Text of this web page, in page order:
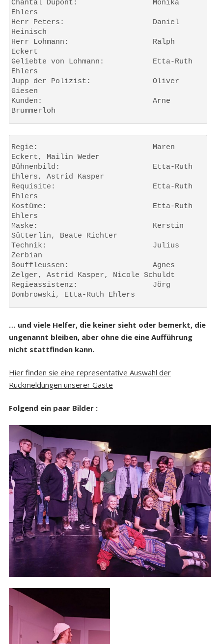
Chantal Dupont: 		Monika
Ehlers
Herr Peters: 			Daniel
Heinisch
Herr Lohmann: 			Ralph
Eckert
Geliebte von Lohmann: 		Etta-Ruth
Ehlers
Jupp der Polizist: 		Oliver
Giesen
Kunden: 			Arne
Brummerloh
Regie: 		                Maren
Eckert, Mailin Weder
Bühnenbild: 	                Etta-Ruth
Ehlers, Astrid Kasper
Requisite: 		        Etta-Ruth
Ehlers
Kostüme: 		        Etta-Ruth
Ehlers
Maske: 		                Kerstin
Sütterlin, Beate Richter
Technik: 		        Julius
Zerbian
Souffleussen: 	                Agnes
Zelger, Astrid Kasper, Nicole Schuldt
Regieassistenz:                 Jörg
Dombrowski, Etta-Ruth Ehlers
… und viele Helfer, die keiner sieht oder bemerkt, die
ungenannt bleiben, aber ohne die eine Aufführung
nicht stattfinden kann.
Hier finden sie eine representative Auswahl der
Rückmeldungen unserer Gäste
Folgend ein paar Bilder :